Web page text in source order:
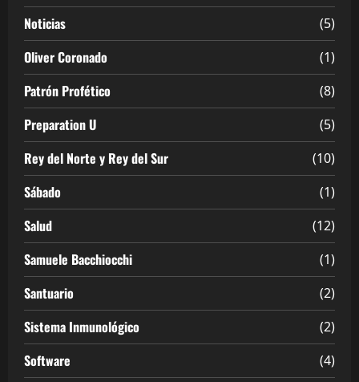
Noticias (5)
Oliver Coronado (1)
Patrón Profético (8)
Preparation U (5)
Rey del Norte y Rey del Sur (10)
Sábado (1)
Salud (12)
Samuele Bacchiocchi (1)
Santuario (2)
Sistema Inmunológico (2)
Software (4)